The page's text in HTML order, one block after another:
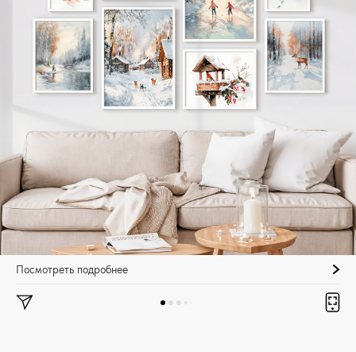
Посмотреть подробнее